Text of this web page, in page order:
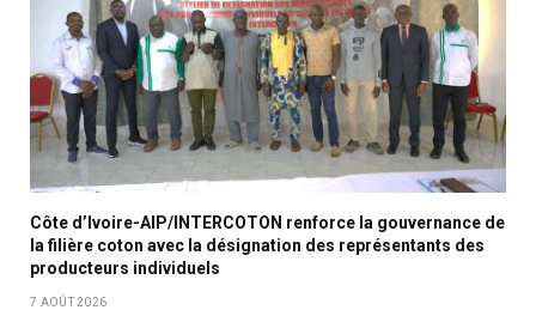
Côte d’Ivoire-AIP/INTERCOTON renforce la gouvernance de
la filière coton avec la désignation des représentants des
producteurs individuels
7 AOÛT 2026